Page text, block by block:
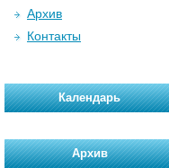
Архив
Контакты
Календарь
Архив